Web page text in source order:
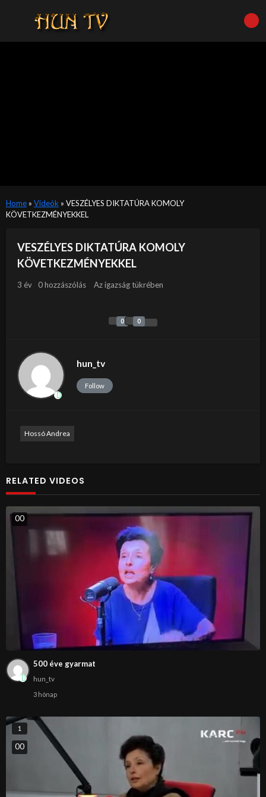
Home» Videók » VESZÉLYES DIKTATÚRA KOMOLY
KÖVETKEZMÉNYEKKEL
VESZÉLYES DIKTATÚRA KOMOLY
KÖVETKEZMÉNYEKKEL
3 év 0 hozzászólás Az igazság tükrében
0 0
hun_tv
Follow
Hossó Andrea
RELATED VIDEOS
00
500 éve gyarmat
hun_tv
3 hónap
1
00